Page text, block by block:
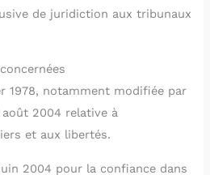
de juridiction aux tribunaux
1978, notamment modifiée par
2004 relative à
et aux libertés.
2004 pour la confiance dans